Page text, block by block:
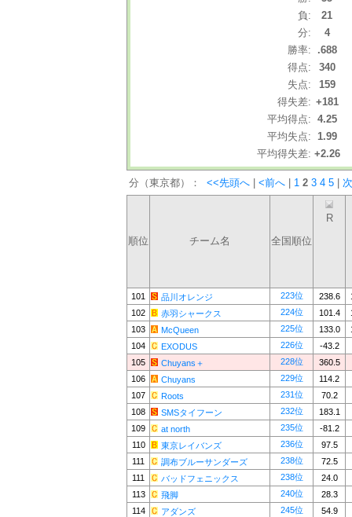
負:
21
分:
4
勝率:
.688
得点:
340
失点:
159
得失差: +181
平均得点: 4.25
平均失点: 1.99
平均得失差: +2.26
分（東京都）： <<先頭へ <前へ 1 2 3 4 5
順位 チーム名 全国順位
R
101 品川オレンジ 223位 238.6
102
赤羽シャークス 224位 101.4
103
McQueen 225位 133.0
104
EXODUS 226位
-43.2
105
Chuyans＋ 228位
360.5
106
Chuyans 229位
114.2
107
Roots 231位
70.2
108
SMSタイフーン 232位
183.1
109
at north 235位
-81.2
110
東京レイバンズ 236位
97.5
111
調布ブルーサンダーズ 238位
72.5
111
バッドフェニックス 238位
24.0
113
飛脚 240位
28.3
114
アダンズ 245位
54.9